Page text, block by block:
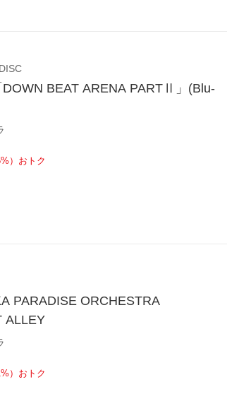
BEAT ARENA PARTⅡ」(Blu-
）おトク
PARADISE ORCHESTRA
ALLEY
）おトク